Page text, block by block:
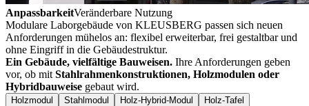
AnpassbarkeitVeränderbare Nutzung
Modulare Laborgebäude von KLEUSBERG passen sich neuen
Anforderungen mühelos an: flexibel erweiterbar, frei gestaltbar und
ohne Eingriff in die Gebäudestruktur.
Ein Gebäude, vielfältige Bauweisen. Ihre Anforderungen geben
vor, ob mit Stahlrahmenkonstruktionen, Holzmodulen oder
Hybridbauweise gebaut wird.
Holzmodul Stahlmodul Holz-Hybrid-Modul Holz-Tafel